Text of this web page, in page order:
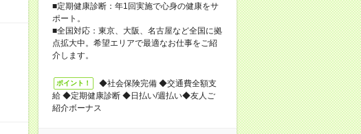
■定期健康診断：年1回実施で心身の健康をサ
ポート。
■全国対応：東京、大阪、名古屋など全国に拠
点拡大中。希望エリアで最適なお仕事をご紹
介します。
ポイント！
◆社会保険完備 ◆交通費全額支
給 ◆定期健康診断 ◆日払い/週払い◆友人ご
紹介ボーナス